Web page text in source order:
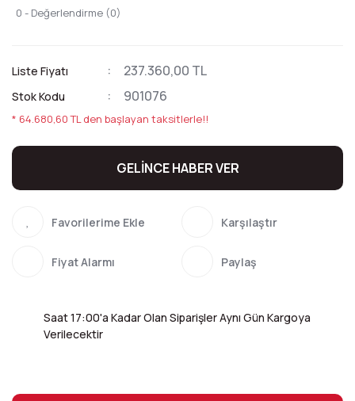
0 - Değerlendirme (0)
Liste Fiyatı 237.360,00 TL
Stok Kodu 901076
* 64.680,60 TL den başlayan taksitlerle!!
GELİNCE HABER VER
Karşılaştır
Fiyat Alarmı Paylaş
Saat 17:00'a Kadar Olan Siparişler Aynı Gün Kargoya
Verilecektir